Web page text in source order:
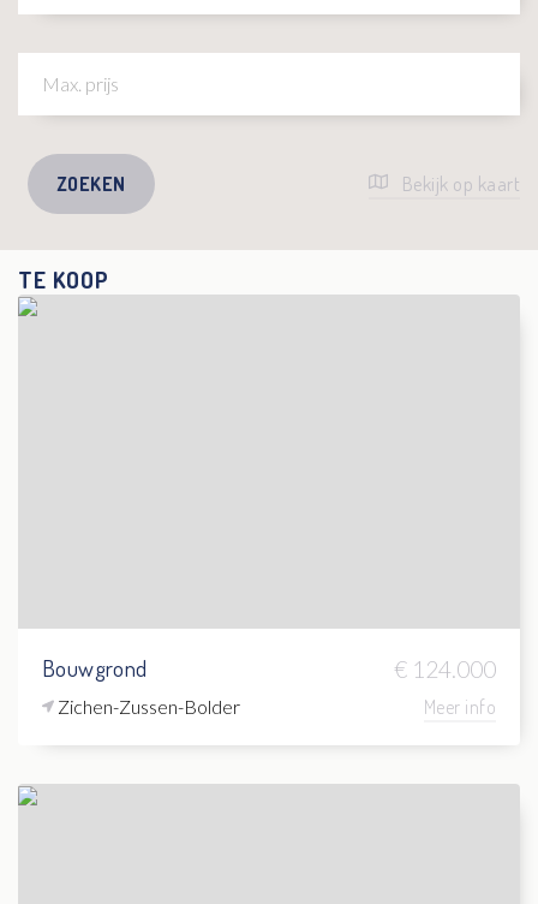
ZOEKEN Bekijk op kaart
TE KOOP
Bouwgrond € 124.000
Zichen-Zussen-Bolder Meer info